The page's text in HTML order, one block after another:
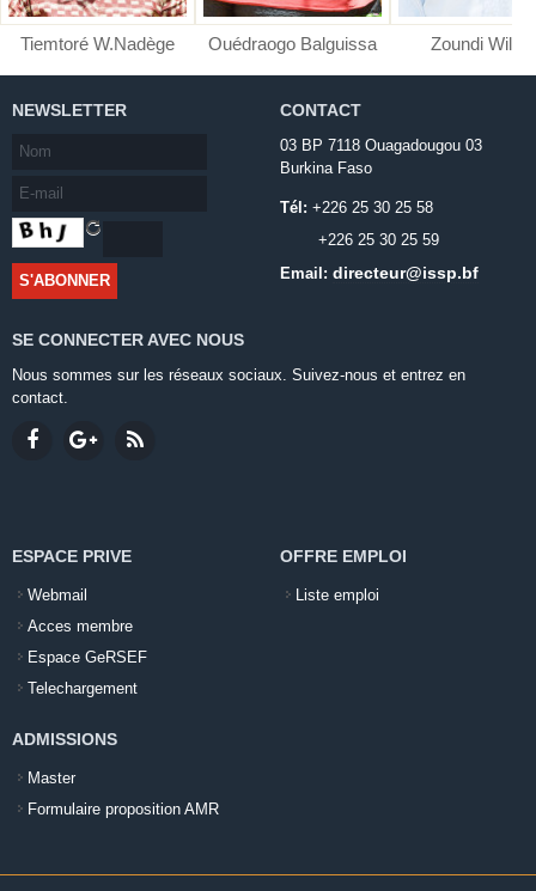
Tiemtoré W.Nadège Ouédraogo Balguissa Zoundi
NEWSLETTER CONTACT
03 BP 7118 Ouagadougou 03
Burkina Faso
Tél: +226 25 30 25 58
+226 25 30 25 59
Email: directeur@issp.bf
SE CONNECTER AVEC NOUS
Nous sommes sur les réseaux sociaux. Suivez-nous et entrez en
contact.
ESPACE PRIVE
Webmail
Acces membre
Espace GeRSEF
Telechargement
OFFRE EMPLOI
Liste emploi
ADMISSIONS
Master
Formulaire proposition AMR